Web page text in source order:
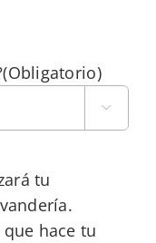
(Obligatorio)

tu
hace tu